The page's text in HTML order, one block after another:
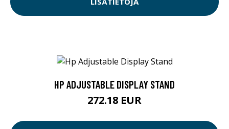
HP ADJUSTABLE DISPLAY STAND
272.18 EUR